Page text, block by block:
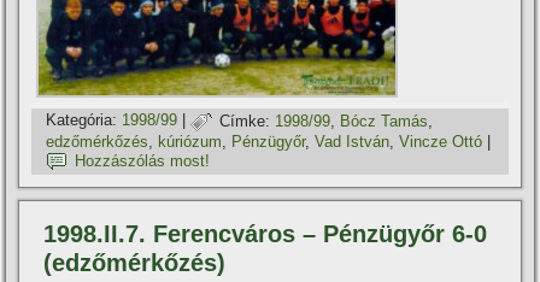
Kategória: 1998/99 | Címke: 1998/99 Bócz Tamás
edzőmérkőzés, kúriózum, Pénzügyőr,Vad István,Vincze Ottó
Hozzászólás most!
1998.II.7. Ferencváros – Pénzügyőr 6-0
(edzőmérkőzés)